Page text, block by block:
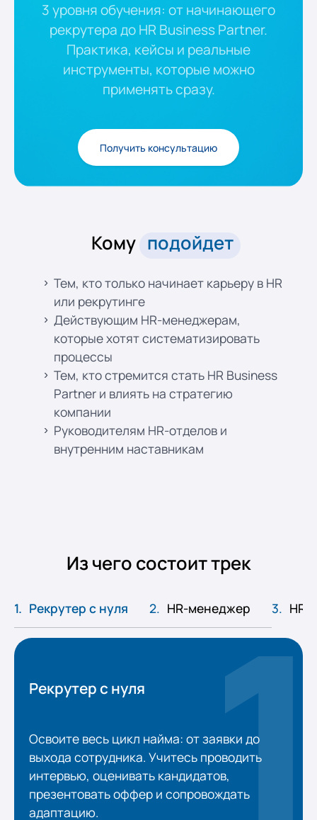
3 уровня обучения: от начинающего
рекрутера до HR Business Partner.
Практика, кейсы и реальные
инструменты, которые можно
применять сразу.
Получить консультацию
Кому подойдет
Тем, кто только начинает карьеру в HR
или рекрутинге
Действующим HR-менеджерам,
которые хотят систематизировать
процессы
Тем, кто стремится стать HR Business
Partner и влиять на стратегию
компании
Руководителям HR-отделов и
внутренним наставникам
Из чего состоит трек
Рекрутер с нуля HR-менеджер HR
Рекрутер с нуля
Освоите весь цикл найма: от заявки до
выхода сотрудника. Учитесь проводить
интервью, оценивать кандидатов,
презентовать оффер и сопровождать
адаптацию.